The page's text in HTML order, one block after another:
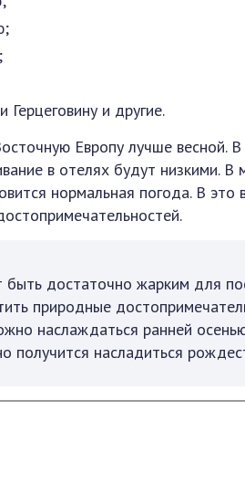
Герцеговину и другие.
Европу лучше весной.
в отелях будут низкими.
нормальная погода. В
достаточно жарким для
природные
наслаждаться ранней
получится насладиться